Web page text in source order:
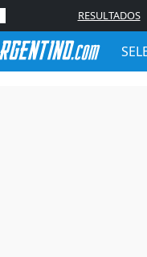
RESULTADOS